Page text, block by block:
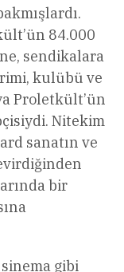
84.000
sendikalara
kulübü ve
Proletkült’ün
Nitekim
sanatın ve
bir
gibi